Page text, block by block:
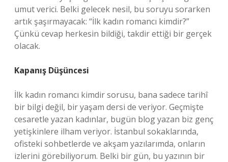
umut verici. Belki gelecek nesil, bu soruyu sorarken
artık şaşırmayacak: “İlk kadın romancı kimdir?”
Çünkü cevap herkesin bildiği, takdir ettiği bir gerçek
olacak.
Kapanış Düşüncesi
İlk kadın romancı kimdir sorusu, bana sadece tarihî
bir bilgi değil, bir yaşam dersi de veriyor. Geçmişte
cesaretle yazan kadınlar, bugün blog yazan biz genç
yetişkinlere ilham veriyor. İstanbul sokaklarında,
ofisteki sohbetlerde ve akşam yazılarımda, onların
izlerini görebiliyorum. Belki bir gün, bu yazının bir